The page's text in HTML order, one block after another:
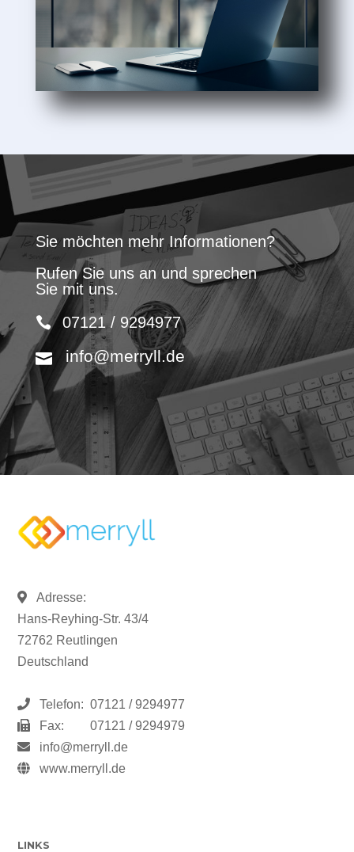
Sie möchten mehr Informationen?
Rufen Sie uns an und sprechen
Sie mit uns.
07121 / 9294977
info@merryll.de
Adresse:
Hans-Reyhing-Str. 43/4
72762 Reutlingen
Deutschland
Telefon: 07121 / 9294977
Fax:
07121 / 9294979
info@merryll.de
www.merryll.de
LINKS